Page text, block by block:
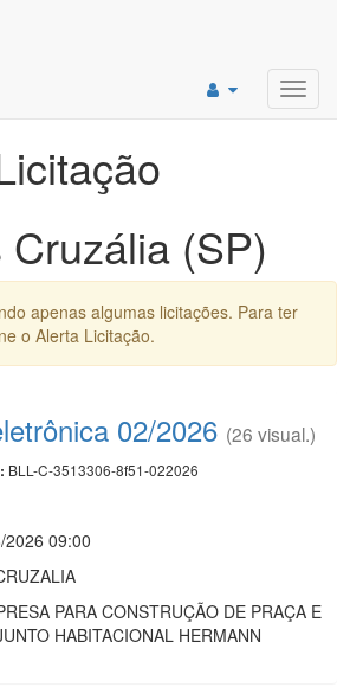
(SP)
apenas algumas licitações. Para ter
o Alerta Licitação.
02/2026 (26 visual.)
BLL-C-3513306-8f51-022026
2026 09:00
PARA CONSTRUÇÃO DE PRAÇA E
HABITACIONAL HERMANN